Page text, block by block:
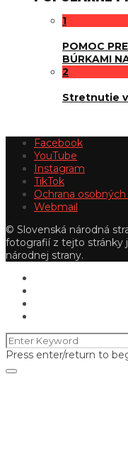
1
POMOC
BÚRKAMI
2
Stretnutie
Facebook
YouTube
Instagram
TikTok
Ochrana
Webmail
© Slovenská národná
fotografií z tejto stránky
národnej strany.
Press enter/return to